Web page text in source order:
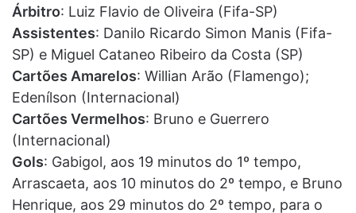
Árbitro: Luiz Flavio de Oliveira (Fifa-SP)
Assistentes: Danilo Ricardo Simon Manis (Fifa-
SP) e Miguel Cataneo Ribeiro da Costa (SP)
Cartões Amarelos: Willian Arão (Flamengo);
Edenílson (Internacional)
Cartões Vermelhos: Bruno e Guerrero
(Internacional)
Gols: Gabigol, aos 19 minutos do 1º tempo,
Arrascaeta, aos 10 minutos do 2º tempo, e Bruno
Henrique, aos 29 minutos do 2º tempo, para o